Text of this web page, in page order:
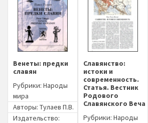
Венеты: предки
славян
Рубрики: Народы
мира
Авторы: Тулаев П.В.
Издательство:
Славянство:
истоки и
современность.
Статья. Вестник
Родового
Славянского Веча
Рубрики: Народы